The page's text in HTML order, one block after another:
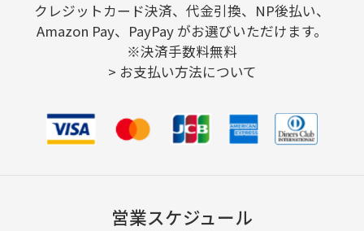
クレジットカード決済、代金引換、NP後払い、
Amazon Pay、PayPay がお選びいただけます。
※決済手数料無料
> お支払い方法について
営業スケジュール